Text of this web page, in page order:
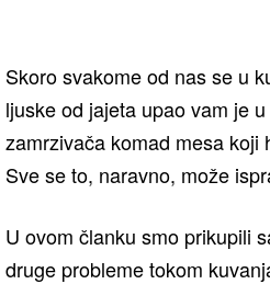
Skoro svakome od nas se u
ljuske od jajeta upao vam je
zamrzivača komad mesa
Sve se to, naravno, može
U ovom članku smo prikupili
druge probleme tokom